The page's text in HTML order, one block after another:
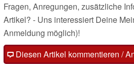
Fragen, Anregungen, zusätzliche
Artikel? - Uns interessiert Deine
Anmeldung möglich)!
Diesen Artikel kommentieren /